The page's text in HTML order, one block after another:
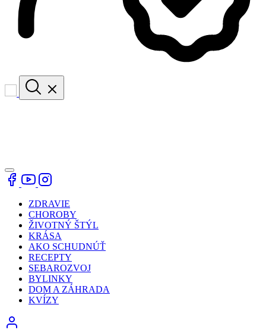
ZDRAVIE
CHOROBY
ŽIVOTNÝ ŠTÝL
KRÁSA
AKO SCHUDNÚŤ
RECEPTY
SEBAROZVOJ
BYLINKY
DOM A ZÁHRADA
KVÍZY